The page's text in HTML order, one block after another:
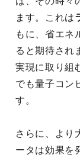
ます。これは
もに、省エネ
ると期待され
実現に取り組
でも量子コン
す。
さらに、より
ータは効果を